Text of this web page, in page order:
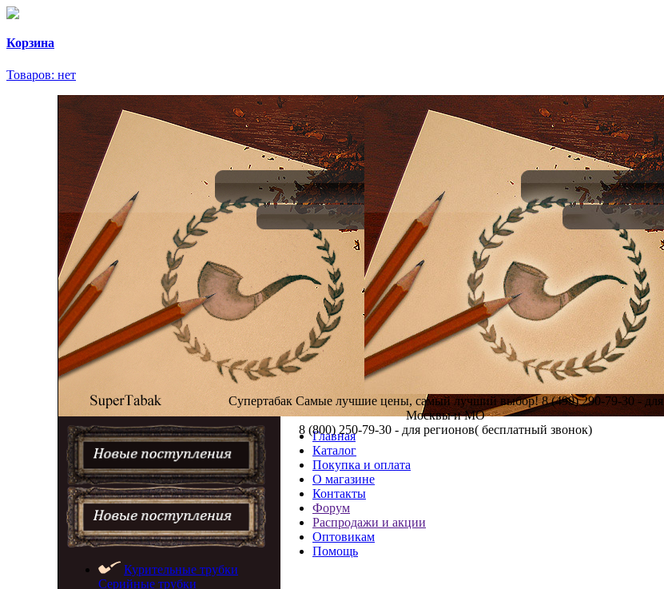
Корзина
Товаров: нет
Супертабак Самые лучшие цены, самый лучший выбор! 8 (499) 290-79-30 - для
Москвы и МО
8 (800) 250-79-30 - для регионов( бесплатный звонок)
Курительные трубки
Серийные трубки
Главная
Каталог
Покупка и оплата
О магазине
Контакты
Форум
Распродажи и акции
Оптовикам
Помощь